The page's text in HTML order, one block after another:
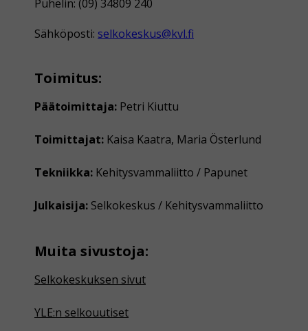
Puhelin: (09) 34809 240
Sähköposti: selkokeskus@kvl.fi
Toimitus:
Päätoimittaja: Petri Kiuttu
Toimittajat: Kaisa Kaatra, Maria Österlund
Tekniikka: Kehitysvammaliitto / Papunet
Julkaisija: Selkokeskus / Kehitysvammaliitto
Muita sivustoja:
Selkokeskuksen sivut
YLE:n selkouutiset